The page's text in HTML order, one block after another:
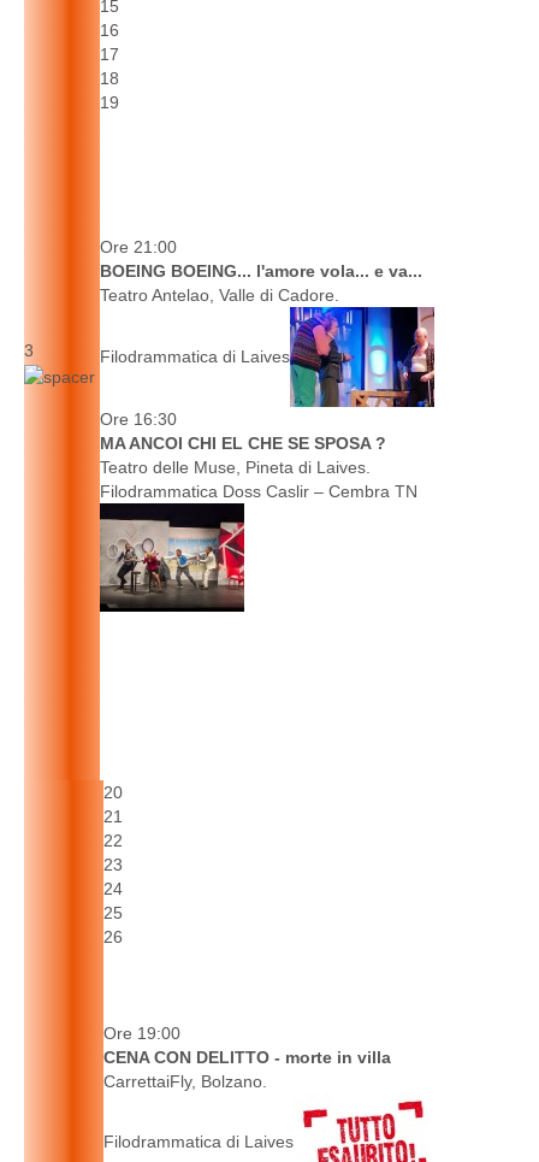
3
15
16
17
18
19
Ore 21:00
BOEING BOEING... l'amore vola... e va...
Teatro Antelao, Valle di Cadore.
Filodrammatica di Laives
Ore 16:30
MA ANCOI CHI EL CHE SE SPOSA ?
Teatro delle Muse, Pineta di Laives.
Filodrammatica Doss Caslir – Cembra TN
20
21
22
23
24
25
26
Ore 19:00
CENA CON DELITTO - morte in villa
CarrettaiFly, Bolzano.
Filodrammatica di Laives